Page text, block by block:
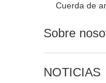
Cuerda de
Sobre
NOTICIAS